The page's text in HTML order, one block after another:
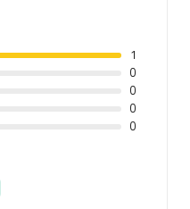
1
0
0
0
0